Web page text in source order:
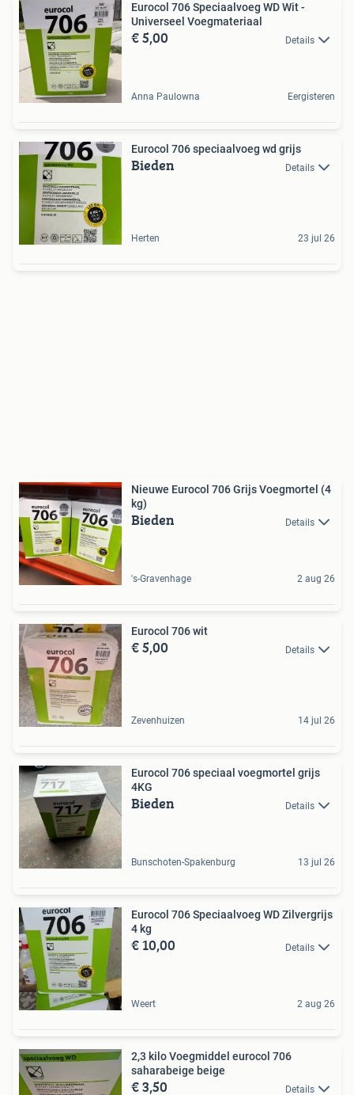
Eurocol 706 Speciaalvoeg WD Wit -
Universeel Voegmateriaal
€ 5,00 Details
Anna Paulowna Eergisteren
Eurocol 706 speciaalvoeg wd grijs
Bieden Details
Herten 23 jul 26
Nieuwe Eurocol 706 Grijs Voegmortel (4
kg)
Bieden Details
's-Gravenhage 2 aug 26
Eurocol 706 wit
€ 5,00 Details
Zevenhuizen 14 jul 26
Eurocol 706 speciaal voegmortel grijs
4KG
Bieden Details
Bunschoten-Spakenburg 13 jul 26
Eurocol 706 Speciaalvoeg WD Zilvergrijs
4 kg
€ 10,00 Details
Weert 2 aug 26
2,3 kilo Voegmiddel eurocol 706
saharabeige beige
€ 3,50 Details